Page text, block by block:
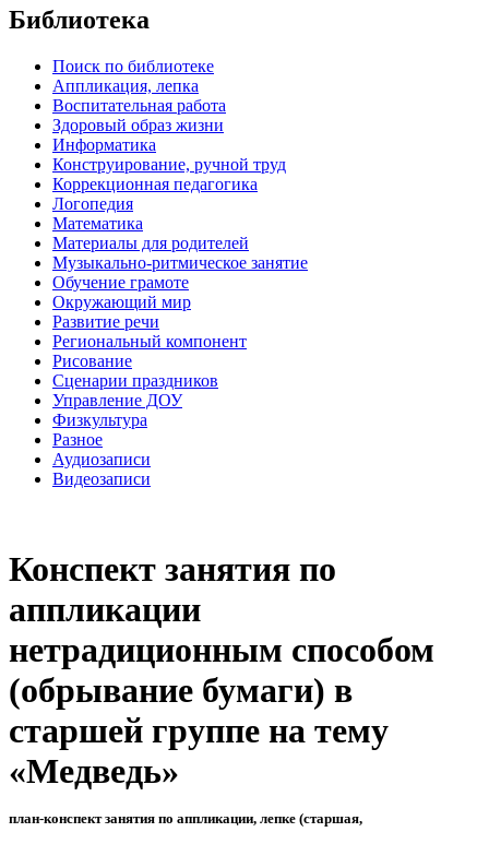
Библиотека
Поиск по библиотеке
Аппликация, лепка
Воспитательная работа
Здоровый образ жизни
Информатика
Конструирование, ручной труд
Коррекционная педагогика
Логопедия
Математика
Материалы для родителей
Музыкально-ритмическое занятие
Обучение грамоте
Окружающий мир
Развитие речи
Региональный компонент
Рисование
Сценарии праздников
Управление ДОУ
Физкультура
Разное
Аудиозаписи
Видеозаписи
Конспект занятия по
аппликации
нетрадиционным способом
(обрывание бумаги) в
старшей группе на тему
«Медведь»
план-конспект занятия по аппликации, лепке (старшая,